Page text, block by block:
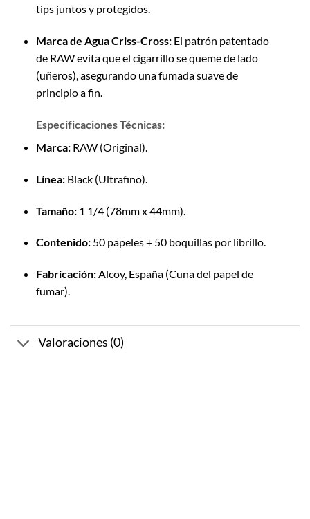
tips juntos y protegidos.
Marca de Agua Criss-Cross:El patrón patentado
de RAW evita que el cigarrillo se queme de lado
(uñeros), asegurando una fumada suave de
principio a fin.
Especificaciones Técnicas:
Marca:RAW (Original).
Línea:Black (Ultrafino).
Tamaño:1 1/4 (78mm x 44mm).
Contenido:50 papeles + 50 boquillas por librillo.
Fabricación:Alcoy, España (Cuna del papel de
fumar).
Valoraciones (0)